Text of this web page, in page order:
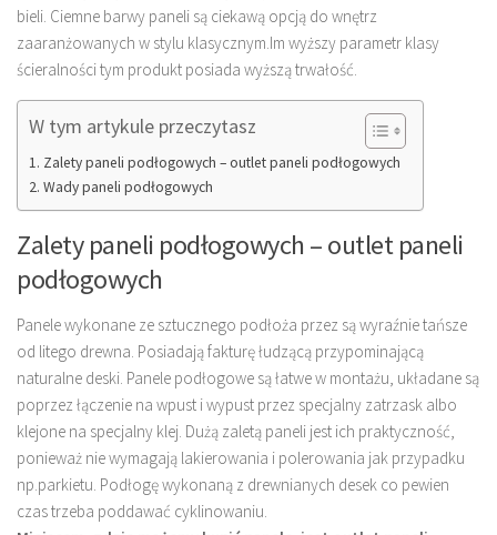
bieli. Ciemne barwy paneli są ciekawą opcją do wnętrz
zaaranżowanych w stylu klasycznym.Im wyższy parametr klasy
ścieralności tym produkt posiada wyższą trwałość.
W tym artykule przeczytasz
Zalety paneli podłogowych – outlet paneli podłogowych
Wady paneli podłogowych
Zalety paneli podłogowych – outlet paneli
podłogowych
Panele wykonane ze sztucznego podłoża przez są wyraźnie tańsze
od litego drewna. Posiadają fakturę łudzącą przypominającą
naturalne deski. Panele podłogowe są łatwe w montażu, układane są
poprzez łączenie na wpust i wypust przez specjalny zatrzask albo
klejone na specjalny klej. Dużą zaletą paneli jest ich praktyczność,
ponieważ nie wymagają lakierowania i polerowania jak przypadku
np.parkietu. Podłogę wykonaną z drewnianych desek co pewien
czas trzeba poddawać cyklinowaniu.